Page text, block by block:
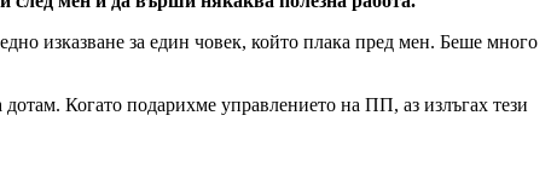
изказване за един човек, който плака пред мен. Беше много
Когато подарихме управлението на ПП, аз излъгах тези